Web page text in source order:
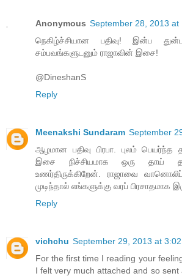
Anonymous September 28, 2013 at
நெகிழ்ச்சியான பதிவு! இன்ப
சம்பவங்களுடனும் ராஜாவின் இசை!
@DineshanS
Reply
Meenakshi Sundaram September
ஆழமான பதிவு பிரபா. புலம் பெயர்ந்த
இசை நிச்சியமாக ஒரு தாய்
உணர்திருக்கிறேன். ராஜாவை
முடிந்தால் எங்களுக்கு வரப் பிரசாதமாக
Reply
vichchu September 29, 2013 at 3:02
For the first time I reading your
I felt very much attached and so sent